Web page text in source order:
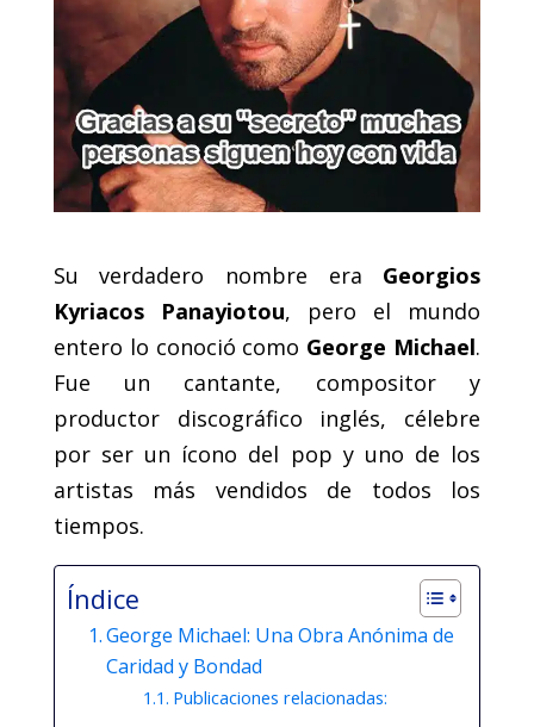
Su verdadero nombre era Georgios
Kyriacos Panayiotou, pero el mundo
entero lo conoció como George Michael.
Fue un cantante, compositor y
productor discográfico inglés, célebre
por ser un ícono del pop y uno de los
artistas más vendidos de todos los
tiempos.
Índice
George Michael: Una Obra Anónima de
Caridad y Bondad
Publicaciones relacionadas: